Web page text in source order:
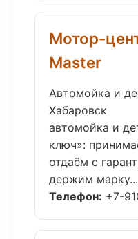
Мотор-
Master
Автомойка и
Хабаровск
автомойка и
ключ»:
отдаём с
держим
Телефон: +7-